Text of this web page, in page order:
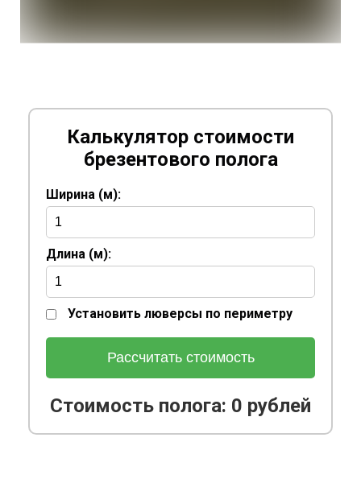
Калькулятор стоимости
брезентового полога
Ширина (м):
Длина (м):
Установить люверсы по периметру
Рассчитать стоимость
Стоимость полога: 0 рублей